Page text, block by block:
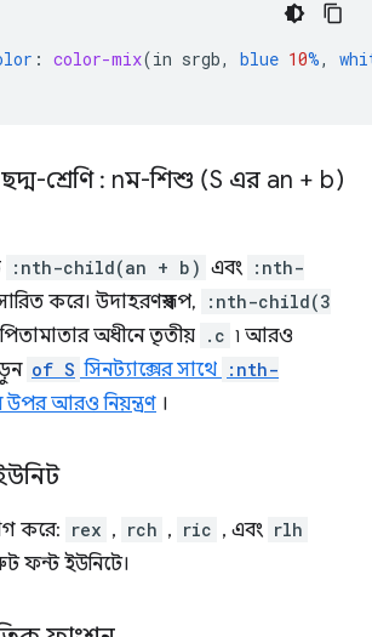
: color-mix(in srgb, blue 10%,
ছদ্ম-শ্রেণি : nম-শিশু (S এর an + b)
:nth-child(an + b) এবং :nth-
করে। উদাহরণস্বরূপ,
:nth-child(3
অধীনে তৃতীয় .c ৷ আরও
of S সিনট্যাক্সের সাথে :nth-
উপর আরও নিয়ন্ত্রণ ।
করে: rex , rch , ric , এবং rlh
ফন্ট ইউনিটে।